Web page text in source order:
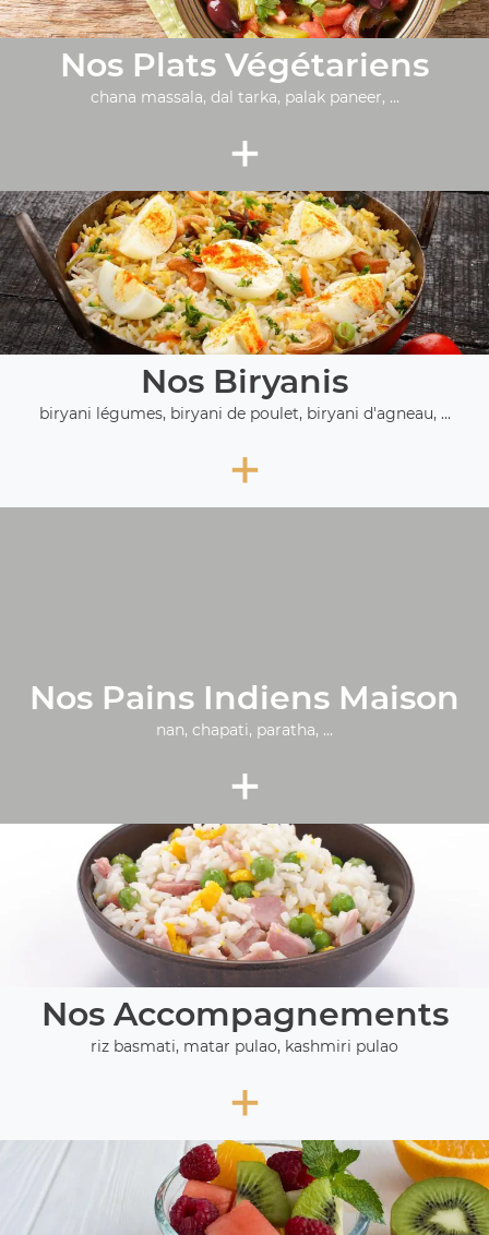
Nos Plats Végétariens
chana massala, dal tarka, palak paneer, ...
+
Nos Biryanis
biryani légumes, biryani de poulet, biryani d'agneau, ...
+
Nos Pains Indiens Maison
nan, chapati, paratha, ...
+
Nos Accompagnements
riz basmati, matar pulao, kashmiri pulao
+